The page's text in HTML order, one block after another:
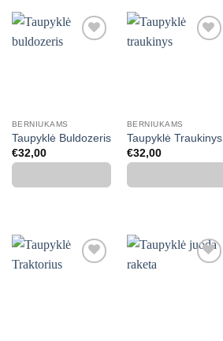
BERNIUKAMS
Taupyklė Buldozeris
€32,00
BERNIUKAMS
Taupyklė Traukinys
€32,00